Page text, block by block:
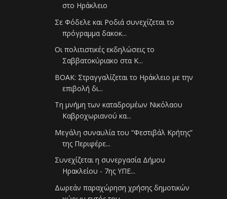
στο Ηράκλειο
Σε Φόδελε και Ροδιά συνεχίζεται το
πρόγραμμα δακοκ...
Οι πολιτιστικές εκδηλώσεις το
Σαββατοκύριακο στα Κ...
ΒΟΑΚ: Στραγγαλίζεται το Ηράκλειο με την
επιβολή δι...
Τη μνήμη των καταδρομέων Νικόλαου
Καβροχωριανού κα...
Μεγάλη συναυλία του “Φεστιβάλ Κρήτης”
της Περιφέρε...
Συνεχίζεται η συνεργασία Δήμου
Ηρακλείου - 7ης ΥΠΕ...
Δωρεάν παραχώρηση χρήσης δημοτικών